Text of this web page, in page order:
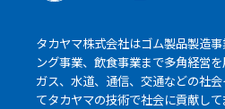
タカヤマ株式会社はゴム製品製造
ング事業、飲食事業まで多角経営を
ガス、水道、通信、交通などの社
てタカヤマの技術で社会に貢献して